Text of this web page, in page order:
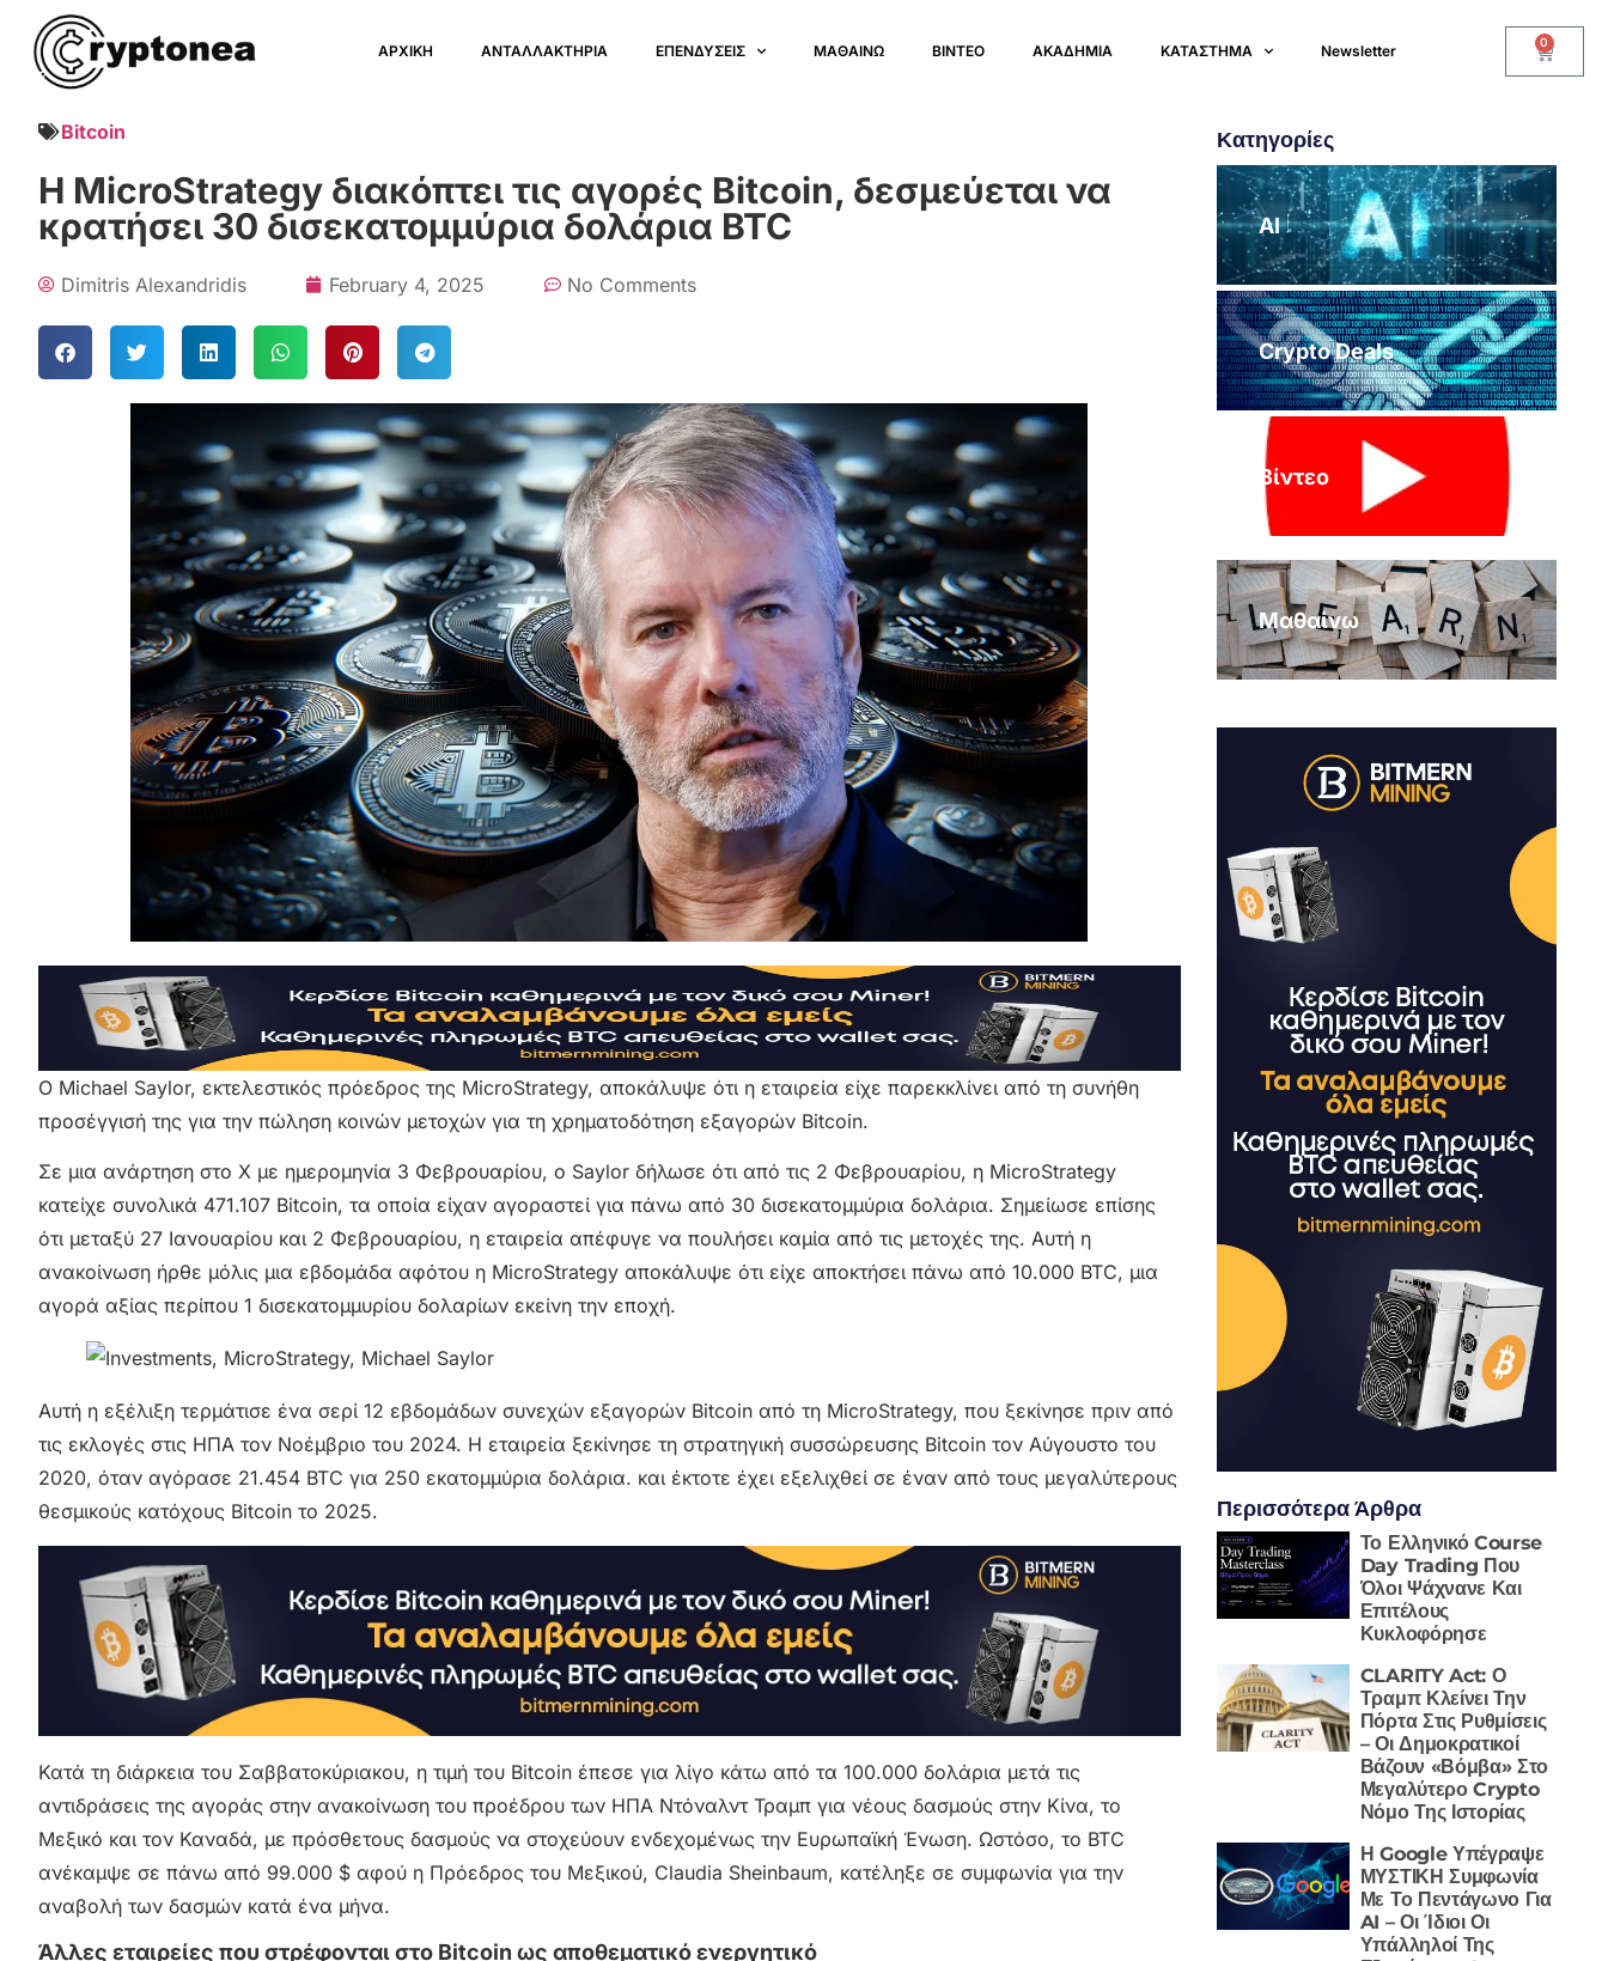
ΑΡΧΙΚΗ ΑΝΤΑΛΛΑΚΤΗΡΙΑ ΕΠΕΝΔΥΣΕΙΣ ΜΑΘΑΙΝΩ ΒΙΝΤΕΟ ΑΚΑΔΗΜΙΑ ΚΑΤΑΣΤΗΜΑ Newsletter 0
Bitcoin
Η MicroStrategy διακόπτει τις αγορές Bitcoin, δεσμεύεται να
κρατήσει 30 δισεκατομμύρια δολάρια BTC
Dimitris Alexandridis February 4, 2025 No Comments
Ο Michael Saylor, εκτελεστικός πρόεδρος της MicroStrategy, αποκάλυψε ότι η εταιρεία είχε παρεκκλίνει από τη συνήθη
προσέγγισή της για την πώληση κοινών μετοχών για τη χρηματοδότηση εξαγορών Bitcoin.
Σε μια ανάρτηση στο X με ημερομηνία 3 Φεβρουαρίου, ο Saylor δήλωσε ότι από τις 2 Φεβρουαρίου, η MicroStrategy
κατείχε συνολικά 471.107 Bitcoin, τα οποία είχαν αγοραστεί για πάνω από 30 δισεκατομμύρια δολάρια. Σημείωσε επίσης
ότι μεταξύ 27 Ιανουαρίου και 2 Φεβρουαρίου, η εταιρεία απέφυγε να πουλήσει καμία από τις μετοχές της. Αυτή η
ανακοίνωση ήρθε μόλις μια εβδομάδα αφότου η MicroStrategy αποκάλυψε ότι είχε αποκτήσει πάνω από 10.000 BTC, μια
αγορά αξίας περίπου 1 δισεκατομμυρίου δολαρίων εκείνη την εποχή.
Αυτή η εξέλιξη τερμάτισε ένα σερί 12 εβδομάδων συνεχών εξαγορών Bitcoin από τη MicroStrategy, που ξεκίνησε πριν από
τις εκλογές στις ΗΠΑ τον Νοέμβριο του 2024. Η εταιρεία ξεκίνησε τη στρατηγική συσσώρευσης Bitcoin τον Αύγουστο του
2020, όταν αγόρασε 21.454 BTC για 250 εκατομμύρια δολάρια. και έκτοτε έχει εξελιχθεί σε έναν από τους μεγαλύτερους
θεσμικούς κατόχους Bitcoin το 2025.
Κατά τη διάρκεια του Σαββατοκύριακου, η τιμή του Bitcoin έπεσε για λίγο κάτω από τα 100.000 δολάρια μετά τις
αντιδράσεις της αγοράς στην ανακοίνωση του προέδρου των ΗΠΑ Ντόναλντ Τραμπ για νέους δασμούς στην Κίνα, το
Μεξικό και τον Καναδά, με πρόσθετους δασμούς να στοχεύουν ενδεχομένως την Ευρωπαϊκή Ένωση. Ωστόσο, το BTC
ανέκαμψε σε πάνω από 99.000 $ αφού η Πρόεδρος του Μεξικού, Claudia Sheinbaum, κατέληξε σε συμφωνία για την
αναβολή των δασμών κατά ένα μήνα.
Άλλες εταιρείες που στρέφονται στο Bitcoin ως αποθεματικό ενεργητικό
Κατηγορίες
AI
Crypto Deals
Βίντεο
Μαθαίνω
Περισσότερα Άρθρα
Το Ελληνικό Course
Day Trading Που
Όλοι Ψάχνανε Και
Επιτέλους
Κυκλοφόρησε
CLARITY Act: Ο
Τραμπ Κλείνει Την
Πόρτα Στις Ρυθμίσεις
– Οι Δημοκρατικοί
Βάζουν «Βόμβα» Στο
Μεγαλύτερο Crypto
Νόμο Της Ιστορίας
Η Google Υπέγραψε
ΜΥΣΤΙΚΗ Συμφωνία
Με Το Πεντάγωνο Για
AI – Οι Ίδιοι Οι
Υπάλληλοί Της